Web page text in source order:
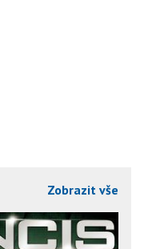
Zobrazit vše